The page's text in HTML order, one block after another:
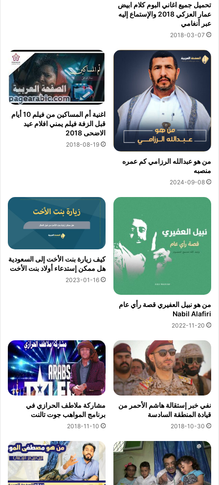
تحميل جميع اغاني البوم كلام ابيض
عمار العزكي 2018 والإستماع إليه
عبر أنغامي
2018-03-07
من هو عبدالله الرزامي كم عمره
منصبه
2024-09-08
اغنية أم المساكين من فيلم 10 أيام
قبل الزفة فيلم يمني افلام عيد
الاضحى 2018
2018-08-19
من هو نبيل العفيري قصة رأي عام
Nabil Alafiri
2022-11-20
كيف زيارة بنت الأخت إلى السعودية
هل ممكن إستدعاء أولاد بنت الأخت
2023-01-16
نفي خبر إستقالة هاشم الأحمر من
قيادة المنطقة السادسة
2018-10-30
مشاركة ملاطف الحرازي في
برنامج المواهب جوت تالنت
2018-11-10